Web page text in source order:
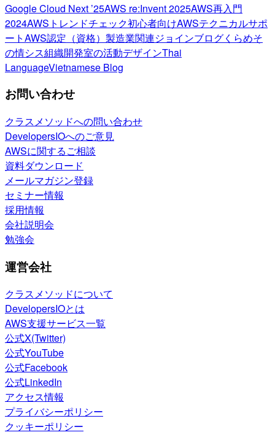
Google Cloud Next ’25AWS re:Invent 2025AWS再入門
2024AWSトレンドチェック初心者向けAWSテクニカルサポ
ートAWS認定（資格） 製造業関連ジョインブログくらめそ
の情シス組織開発室の活動デザインThai
LanguageVietnamese Blog
お問い合わせ
クラスメソッドへの問い合わせ
DevelopersIOへのご意見
AWSに関するご相談
資料ダウンロード
メールマガジン登録
セミナー情報
採用情報
会社説明会
勉強会
運営会社
クラスメソッドについて
DevelopersIOとは
AWS支援サービス一覧
公式X(Twitter)
公式YouTube
公式Facebook
公式LinkedIn
アクセス情報
プライバシーポリシー
クッキーポリシー